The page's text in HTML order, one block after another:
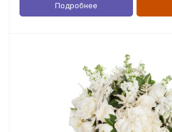
Подробнее